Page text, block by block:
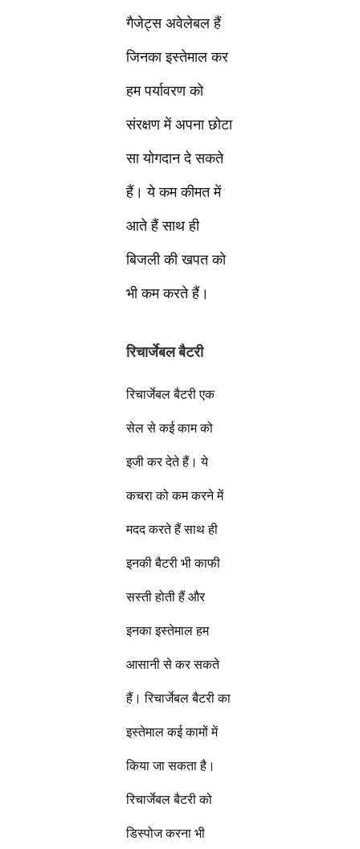
गैजेट्स अवेलेबल हैं
जिनका इस्तेमाल कर
हम पर्यावरण को
संरक्षण में अपना छोटा
सा योगदान दे सकते
हैं। ये कम कीमत में
आते हैं साथ ही
बिजली की खपत को
भी कम करते हैं।
रिचार्जेबल बैटरी
रिचार्जेबल बैटरी एक
सेल से कई काम को
इजी कर देते हैं। ये
कचरा को कम करने में
मदद करते हैं साथ ही
इनकी बैटरी भी काफी
सस्ती होती हैं और
इनका इस्तेमाल हम
आसानी से कर सकते
हैं। रिचार्जेबल बैटरी का
इस्तेमाल कई कामों में
किया जा सकता है।
रिचार्जेबल बैटरी को
डिस्पोज करना भी